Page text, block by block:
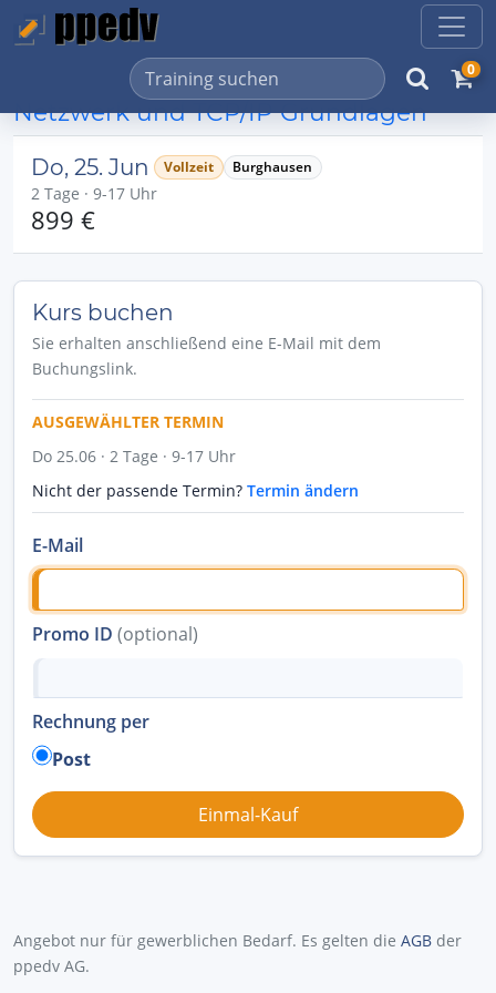
0
Netzwerk und TCP/IP Grundlagen
Do, 25. Jun Vollzeit Burghausen
2 Tage · 9-17 Uhr
899 €
Kurs buchen
Sie erhalten anschließend eine E-Mail mit dem
Buchungslink.
AUSGEWÄHLTER TERMIN
Do 25.06 · 2 Tage · 9-17 Uhr
Nicht der passende Termin? Termin ändern
E-Mail
Promo ID (optional)
Rechnung per
Post
Angebot nur für gewerblichen Bedarf. Es gelten die AGB der
ppedv AG.